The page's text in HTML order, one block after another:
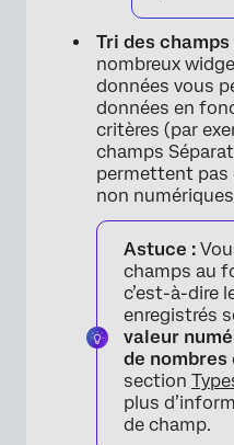
Tri des
nombreux
données vous
données en
critères (par
champs
permettent pas
non
Astuce :
champs au
c’est-à-dire
enregistrés
valeur
de nombres
section
plus
de champ.